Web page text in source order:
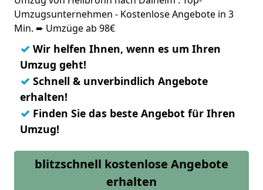
Umzugsunternehmen - Kostenlose Angebote in 3
Min. ➨ Umzüge ab 98€
✓ Wir helfen Ihnen, wenn es um Ihren
Umzug geht!
✓ Schnell & unverbindlich Angebote
erhalten!
✓ Finden Sie das beste Angebot für Ihren
Umzug!
blitzschnell kostenlose Angebote
erhalten